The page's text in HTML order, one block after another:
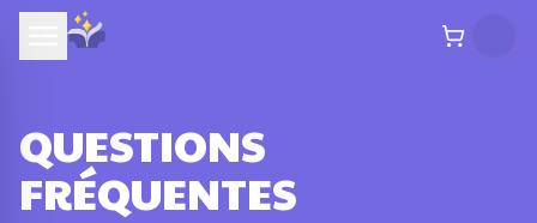
QUESTIONS
FRÉQUENTES